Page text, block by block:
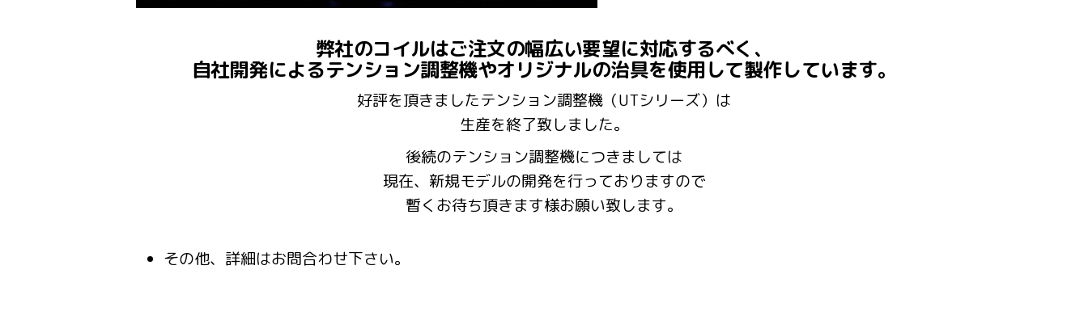
弊社のコイルはご注文の幅広い要望に対応するべく、
自社開発によるテンション調整機やオリジナルの治具を使用して製作しています。
好評を頂きましたテンション調整機（UTシリーズ）は
生産を終了致しました。
後続のテンション調整機につきましては
現在、新規モデルの開発を行っておりますので
暫くお待ち頂きます様お願い致します。
その他、詳細はお問合わせ下さい。